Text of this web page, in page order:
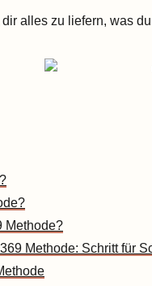
alles zu liefern, was
Methode?
Methode: Schritt für